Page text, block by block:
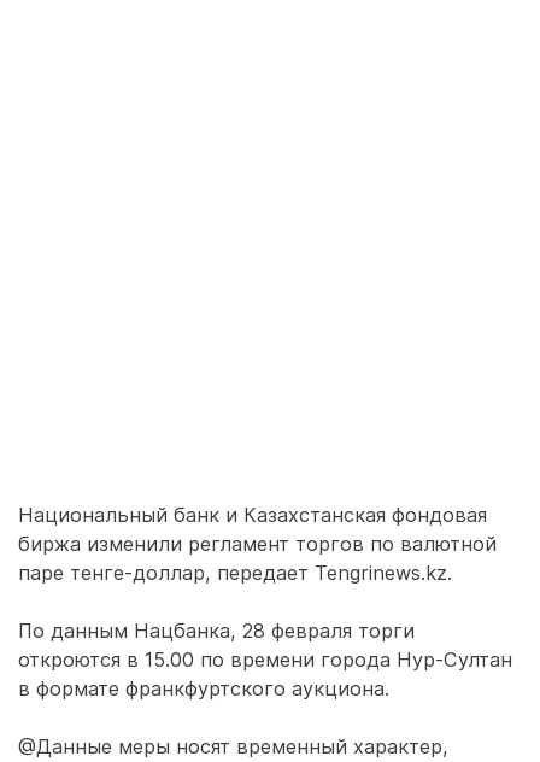
Национальный банк и Казахстанская фондовая
биржа изменили регламент торгов по валютной
паре тенге-доллар, передает Tengrinews.kz.
По данным Нацбанка, 28 февраля торги
откроются в 15.00 по времени города Нур-Султан
в формате франкфуртского аукциона.
@Данные меры носят временный характер,